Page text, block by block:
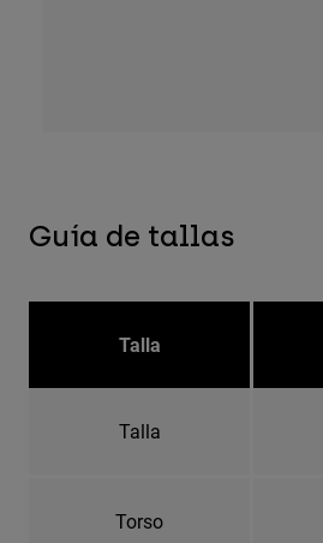
Guía de tallas
Talla
Talla
Torso